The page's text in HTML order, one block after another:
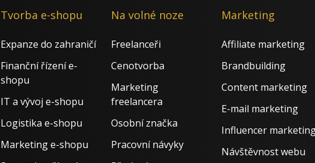
Tvorba e-shopu
Expanze do zahraničí
Finanční řízení e-
shopu
IT a vývoj e-shopu
Logistika e-shopu
Marketing e-shopu
Na volné noze
Freelanceři
Cenotvorba
Marketing
freelancera
Osobní značka
Pracovní návyky
Marketing
Affiliate marketing
Brandbuilding
Content marketing
E-mail marketing
Influencer
Návštěvnost webu